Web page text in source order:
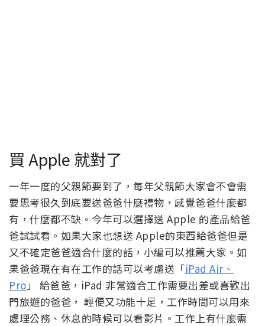
買 Apple 就對了
一年一度的父親節要到了，每年父親節大家會不會需
要思考很久到底要送爸爸什麼禮物，感覺爸爸什麼都
有，什麼都不缺。今年可以選擇送 Apple 的產品給爸
爸試試看。如果大家也想送 Apple的東西給爸爸但是
又不確定爸爸適合什麼的話，小編可以推薦大家。如
果爸爸現在有在工作的話可以考慮送「iPad Air、
Pro 」 給爸爸，iPad 非常適合工作需要出差或喜歡出
門旅遊的爸爸， 輕便又功能十足，工作時間可以用來
處理公務、休息的時候可以看影片。工作上有什麼需